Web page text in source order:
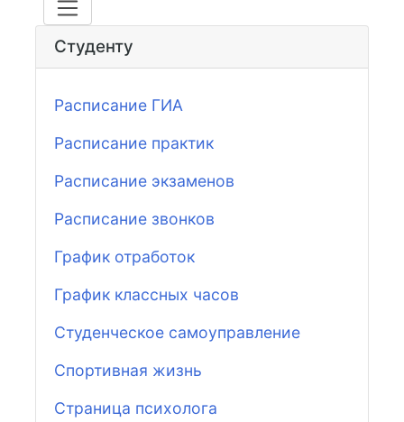
Студенту
Расписание ГИА
Расписание практик
Расписание экзаменов
Расписание звонков
График отработок
График классных часов
Студенческое самоуправление
Спортивная жизнь
Страница психолога